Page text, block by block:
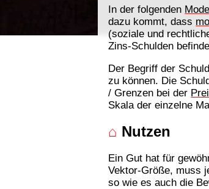
In der folgenden
dazu kommt, dass
(soziale und
Zins-Schulden
Der Begriff der
zu können. Die
/ Grenzen bei der
Skala der einzelne
⌂ Nutzen
Ein Gut hat für
Vektor-Größe, muss
so wie es auch die